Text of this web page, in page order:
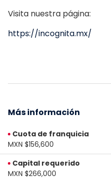
Visita nuestra página:
https://incognita.mx/
Más información
Cuota de franquicia
MXN $156,600
Capital requerido
MXN $266,000